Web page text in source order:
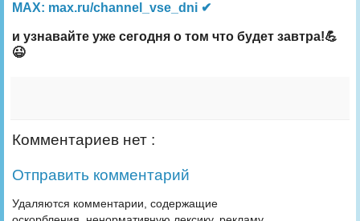
MAX: max.ru/channel_vse_dni ✔
и узнавайте уже сегодня о том что будет завтра!💪
😉
Комментариев нет :
Отправить комментарий
Удаляются комментарии, содержащие